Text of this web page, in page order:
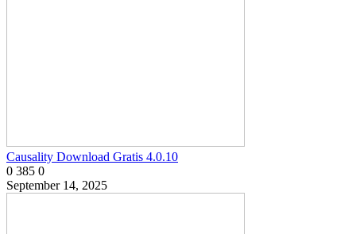
Causality Download Gratis 4.0.10
0 385 0
September 14, 2025